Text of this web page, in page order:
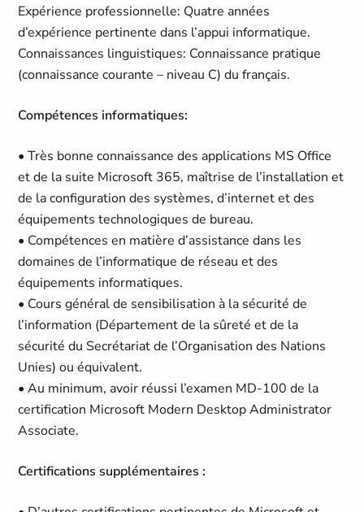
Expérience professionnelle: Quatre années
d’expérience pertinente dans l’appui informatique.
Connaissances linguistiques: Connaissance pratique
(connaissance courante – niveau C) du français.
Compétences informatiques:
• Très bonne connaissance des applications MS Office
et de la suite Microsoft 365, maîtrise de l’installation et
de la configuration des systèmes, d’internet et des
équipements technologiques de bureau.
• Compétences en matière d’assistance dans les
domaines de l’informatique de réseau et des
équipements informatiques.
• Cours général de sensibilisation à la sécurité de
l’information (Département de la sûreté et de la
sécurité du Secrétariat de l’Organisation des Nations
Unies) ou équivalent.
• Au minimum, avoir réussi l’examen MD-100 de la
certification Microsoft Modern Desktop Administrator
Associate.
Certifications supplémentaires :